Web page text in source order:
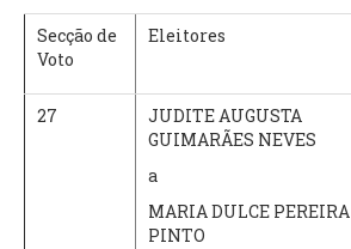
Secção de
Voto
Eleitores
27
JUDITE AUGUSTA
GUIMARÃES NEVES
a
MARIA DULCE PEREIRA
PINTO